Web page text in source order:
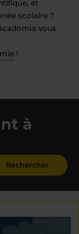
et
scolaire ?
vous
!
à
Rechercher